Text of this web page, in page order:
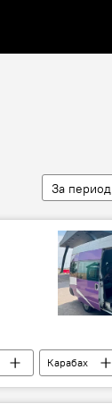
За период
Карабах